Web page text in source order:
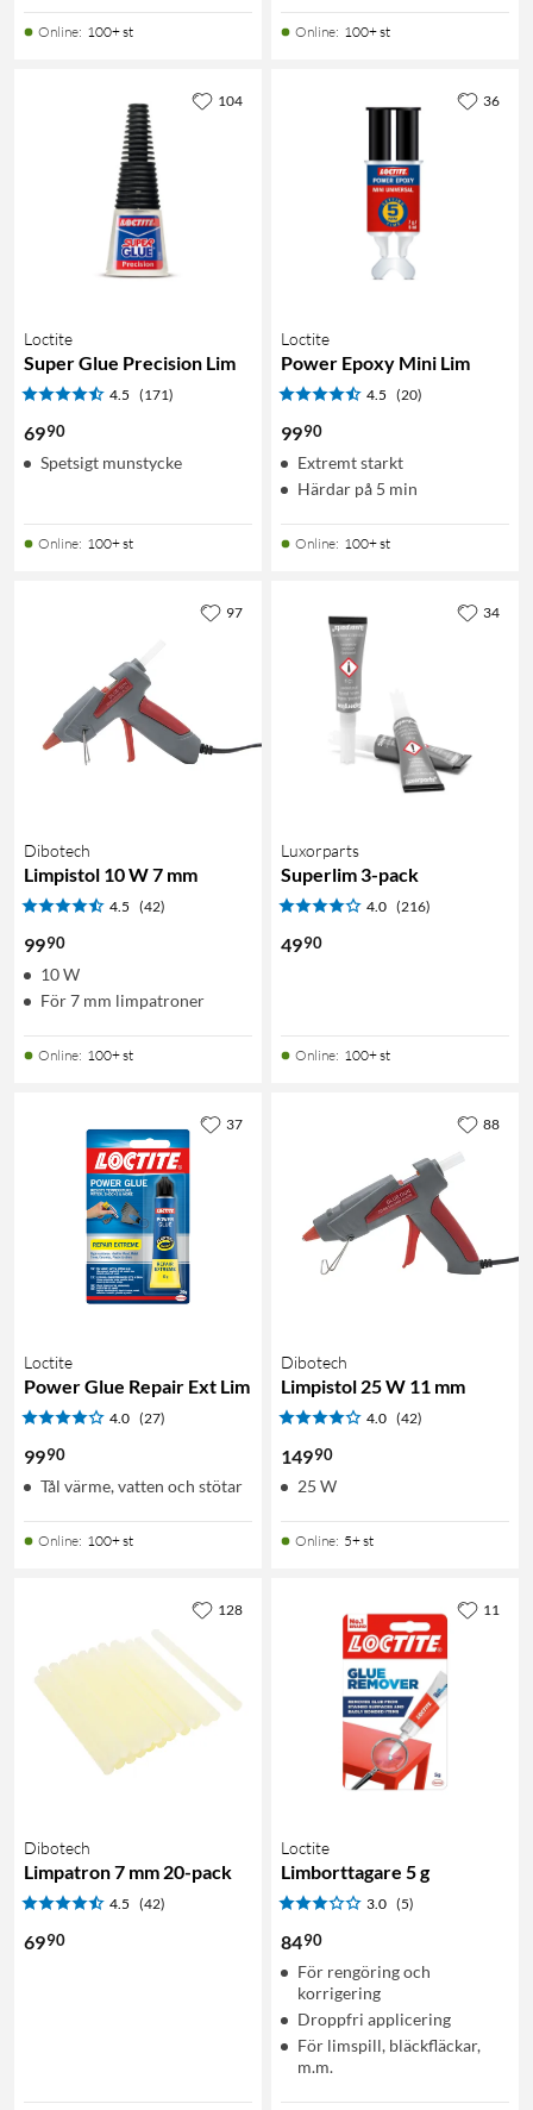
Online: 100+ st Online: 100+ st
Loctite
Super Glue Precision Lim
4.5 (171)
6990
Spetsigt munstycke
Online: 100+ st
104
Loctite
Power Epoxy Mini Lim
4.5 (20)
9990
Extremt starkt
Härdar på 5 min
Online: 100+ st
36
Dibotech
Limpistol 10 W 7 mm
4.5 (42)
9990
10 W
För 7 mm limpatroner
Online: 100+ st
97
Luxorparts
Superlim 3-pack
4.0 (216)
4990
Online: 100+ st
34
Loctite
Power Glue Repair Ext Lim
4.0 (27)
9990
Tål värme, vatten och stötar
Online: 100+ st
37
Dibotech
Limpistol 25 W 11 mm
4.0 (42)
14990
25 W
Online: 5+ st
88
Dibotech
Limpatron 7 mm 20-pack
4.5 (42)
6990
128
Loctite
Limborttagare 5 g
3.0 (5)
8490
För rengöring och
korrigering
Droppfri applicering
För limspill, bläckfläckar,
m.m.
11